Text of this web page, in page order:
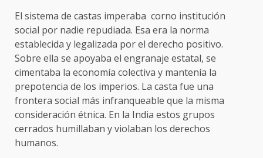
El sistema de castas imperaba corno institución
social por nadie repudiada. Esa era la norma
establecida y legalizada por el derecho positivo.
Sobre ella se apoyaba el engranaje estatal, se
cimentaba la economía colectiva y mantenía la
prepotencia de los imperios. La casta fue una
frontera social más infranqueable que la misma
consideración étnica. En la India estos grupos
cerrados humillaban y violaban los derechos
humanos.